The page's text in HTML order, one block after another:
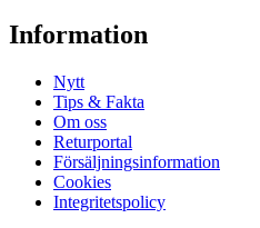
Information
Nytt
Tips & Fakta
Om oss
Returportal
Försäljningsinformation
Cookies
Integritetspolicy